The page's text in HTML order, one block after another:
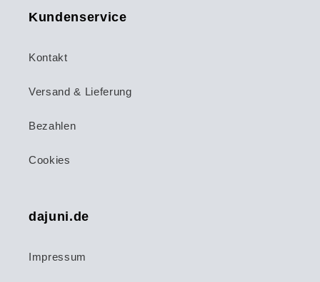
Kundenservice
Kontakt
Versand & Lieferung
Bezahlen
Cookies
dajuni.de
Impressum